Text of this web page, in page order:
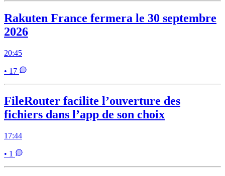
Rakuten France fermera le 30 septembre
2026
20:45
• 17
FileRouter facilite l’ouverture des
fichiers dans l’app de son choix
17:44
• 1